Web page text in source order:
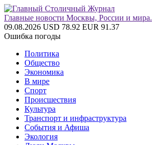
Главные новости Москвы, России и мира.
09.08.2026 USD 78.92 EUR 91.37
Ошибка погоды
Политика
Общество
Экономика
В мире
Спорт
Происшествия
Культура
Транспорт и инфраструктура
События и Афиша
Экология